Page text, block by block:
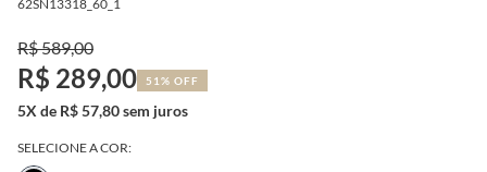
62SN13318_60_1
R$ 589,00
R$ 289,00 51% OFF
5X de R$ 57,80 sem juros
SELECIONE A COR: